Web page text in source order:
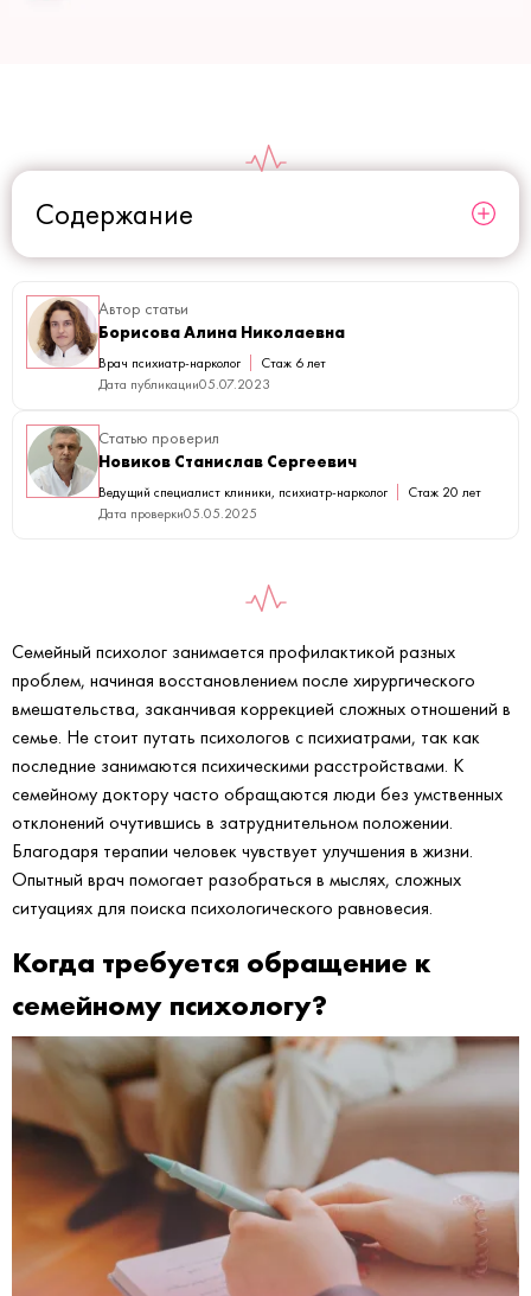
Содержание
Автор статьи
Борисова Алина Николаевна
Врач психиатр-нарколог
Стаж 6 лет
Дата публикации05.07.2023
Статью проверил
Новиков Станислав Сергеевич
Ведущий специалист клиники, психиатр-нарколог
Стаж 20 лет
Дата проверки05.05.2025
Семейный психолог занимается профилактикой разных
проблем, начиная восстановлением после хирургического
вмешательства, заканчивая коррекцией сложных отношений в
семье. Не стоит путать психологов с психиатрами, так как
последние занимаются психическими расстройствами. К
семейному доктору часто обращаются люди без умственных
отклонений очутившись в затруднительном положении.
Благодаря терапии человек чувствует улучшения в жизни.
Опытный врач помогает разобраться в мыслях, сложных
ситуациях для поиска психологического равновесия.
Когда требуется обращение к
семейному психологу?